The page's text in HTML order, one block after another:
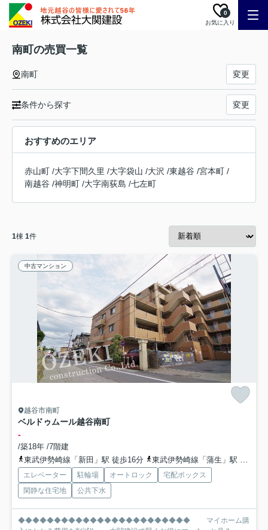
お気に入り
0
南町の売買一覧
南町 変更
条件から探す 変更
おすすめのエリア
赤山町 /大字下間久里 /大字袋山 /大沢 /東越谷 /宮本町 /
南越谷 /神明町 /大字南荻島 /七左町
1棟 1件
中古マンション
越谷市南町
ベルドゥムール越谷南町
-
/築18年 /7階建
東武伊勢崎線「新田」駅 徒歩16分
東武伊勢崎線「蒲生」駅 徒歩20分
エレベーター 駐輪場 オートロック
宅配ボックス
閑静な住宅地
公共下水
◆◆◆◆◆◆◆◆◆◆◆◆◆◆◆◆◆◆◆◆◆◆◆◆ マイホーム購